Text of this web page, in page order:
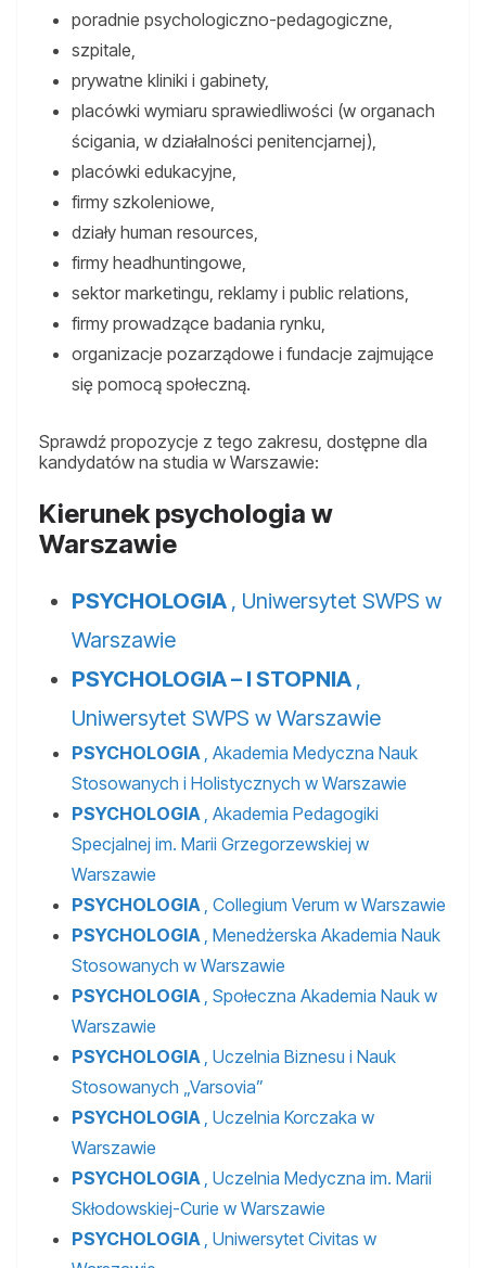
poradnie psychologiczno-pedagogiczne,
szpitale,
prywatne kliniki i gabinety,
placówki wymiaru sprawiedliwości (w organach
ścigania, w działalności penitencjarnej),
placówki edukacyjne,
firmy szkoleniowe,
działy human resources,
firmy headhuntingowe,
sektor marketingu, reklamy i public relations,
firmy prowadzące badania rynku,
organizacje pozarządowe i fundacje zajmujące
się pomocą społeczną.
Sprawdź propozycje z tego zakresu, dostępne dla
kandydatów na studia w Warszawie:
Kierunek psychologia w
Warszawie
PSYCHOLOGIA , Uniwersytet SWPS w
Warszawie
PSYCHOLOGIA – I STOPNIA ,
Uniwersytet SWPS w Warszawie
PSYCHOLOGIA , Akademia Medyczna Nauk
Stosowanych i Holistycznych w Warszawie
PSYCHOLOGIA , Akademia Pedagogiki
Specjalnej im. Marii Grzegorzewskiej w
Warszawie
PSYCHOLOGIA , Collegium Verum w Warszawie
PSYCHOLOGIA , Menedżerska Akademia Nauk
Stosowanych w Warszawie
PSYCHOLOGIA , Społeczna Akademia Nauk w
Warszawie
PSYCHOLOGIA , Uczelnia Biznesu i Nauk
Stosowanych „Varsovia”
PSYCHOLOGIA , Uczelnia Korczaka w
Warszawie
PSYCHOLOGIA , Uczelnia Medyczna im. Marii
Skłodowskiej-Curie w Warszawie
PSYCHOLOGIA , Uniwersytet Civitas w